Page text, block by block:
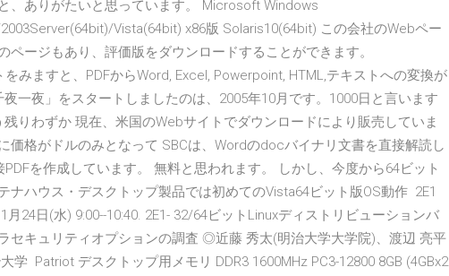
、ありがたいと思っています。 Microsoft Windows
Vista(64bit) x86版 Solaris10(64bit) この会社のWebペー
ページもあり、評価版をダウンロードすることができます。
みますと、PDFからWord, Excel, Powerpoint, HTML,テキストへの変換が
一夜」をスタートしましたのは、2005年10月です。1000日と言います
りわずか 現在、米国のWebサイトでダウンロードにより販売していま
価格がドルのみとなって SBCは、Wordのdocバイナリ文書を直接解読し
を作成しています。 無料と思われます。 しかし、今度から64ビット
ナハウス・デスクトップ製品では初めてのVista64ビット版OS動作 2E1
24日(水) 9:00--10:40. 2E1- 32/64ビットLinuxディストリビューションバ
セキュリティオプションの調査 ◎近藤 秀太(明治大学大学院)、渡辺 亮平
学 Patriot デスクトップ用メモリ DDR3 1600MHz PC3-12800 8GB (4GBx2